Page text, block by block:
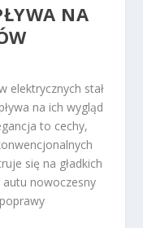
NA
elektrycznych stał
na ich wygląd
to cechy,
się na gładkich
nowoczesny